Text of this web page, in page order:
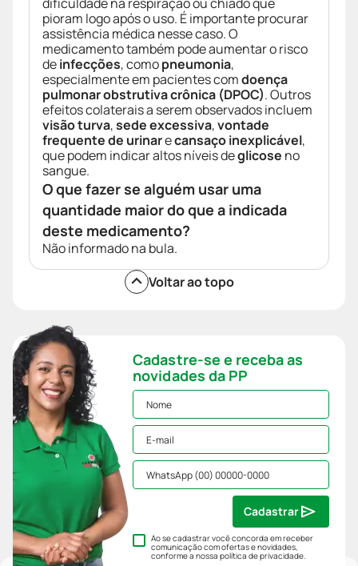
pioram logo após o uso. É importante procurar
assistência médica nesse caso. O
medicamento também pode aumentar o risco
deinfecções, comopneumonia,
especialmente em pacientes comdoença
pulmonar obstrutiva crônica (DPOC). Outros
efeitos colaterais a serem observados incluem
visão turva,sede excessiva,vontade
frequente de urinarecansaço inexplicável,
que podem indicar altos níveis deglicose no
sangue.
O que fazer se alguém usar uma
quantidade maior do que a indicada
deste medicamento?
Não informado na bula.
Voltar ao topo
Cadastre-se e receba as
novidades da PP
Ao se cadastrar você concorda em receber
comunicação com ofertas e novidades,
conforme a nossapolítica de privacidade.
Cadastrar